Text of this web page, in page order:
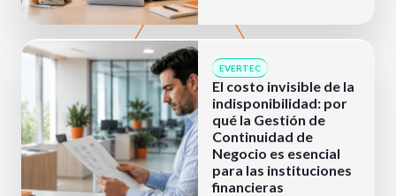
EVERTEC
El costo invisible de la
indisponibilidad: por
qué la Gestión de
Continuidad de
Negocio es esencial
para las instituciones
financieras